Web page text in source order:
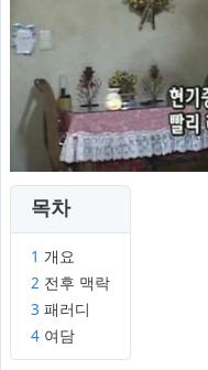
목차
1 개요
2 전후 맥락
3 패러디
4 여담